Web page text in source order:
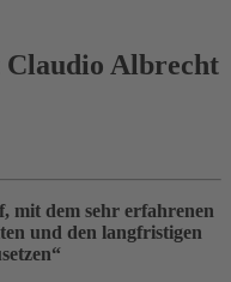
Albrecht
mit dem sehr erfahrenen
und den langfristigen